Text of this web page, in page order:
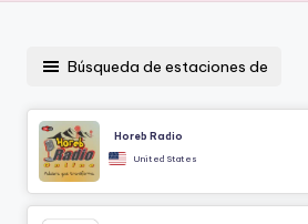
Búsqueda de estaciones de
Horeb Radio
United States